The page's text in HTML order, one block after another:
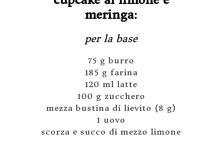
meringa:
per la base
75 g burro
185 g farina
120 ml latte
100 g zucchero
mezza bustina di lievito (8 g)
1 uovo
scorza e succo di mezzo limone